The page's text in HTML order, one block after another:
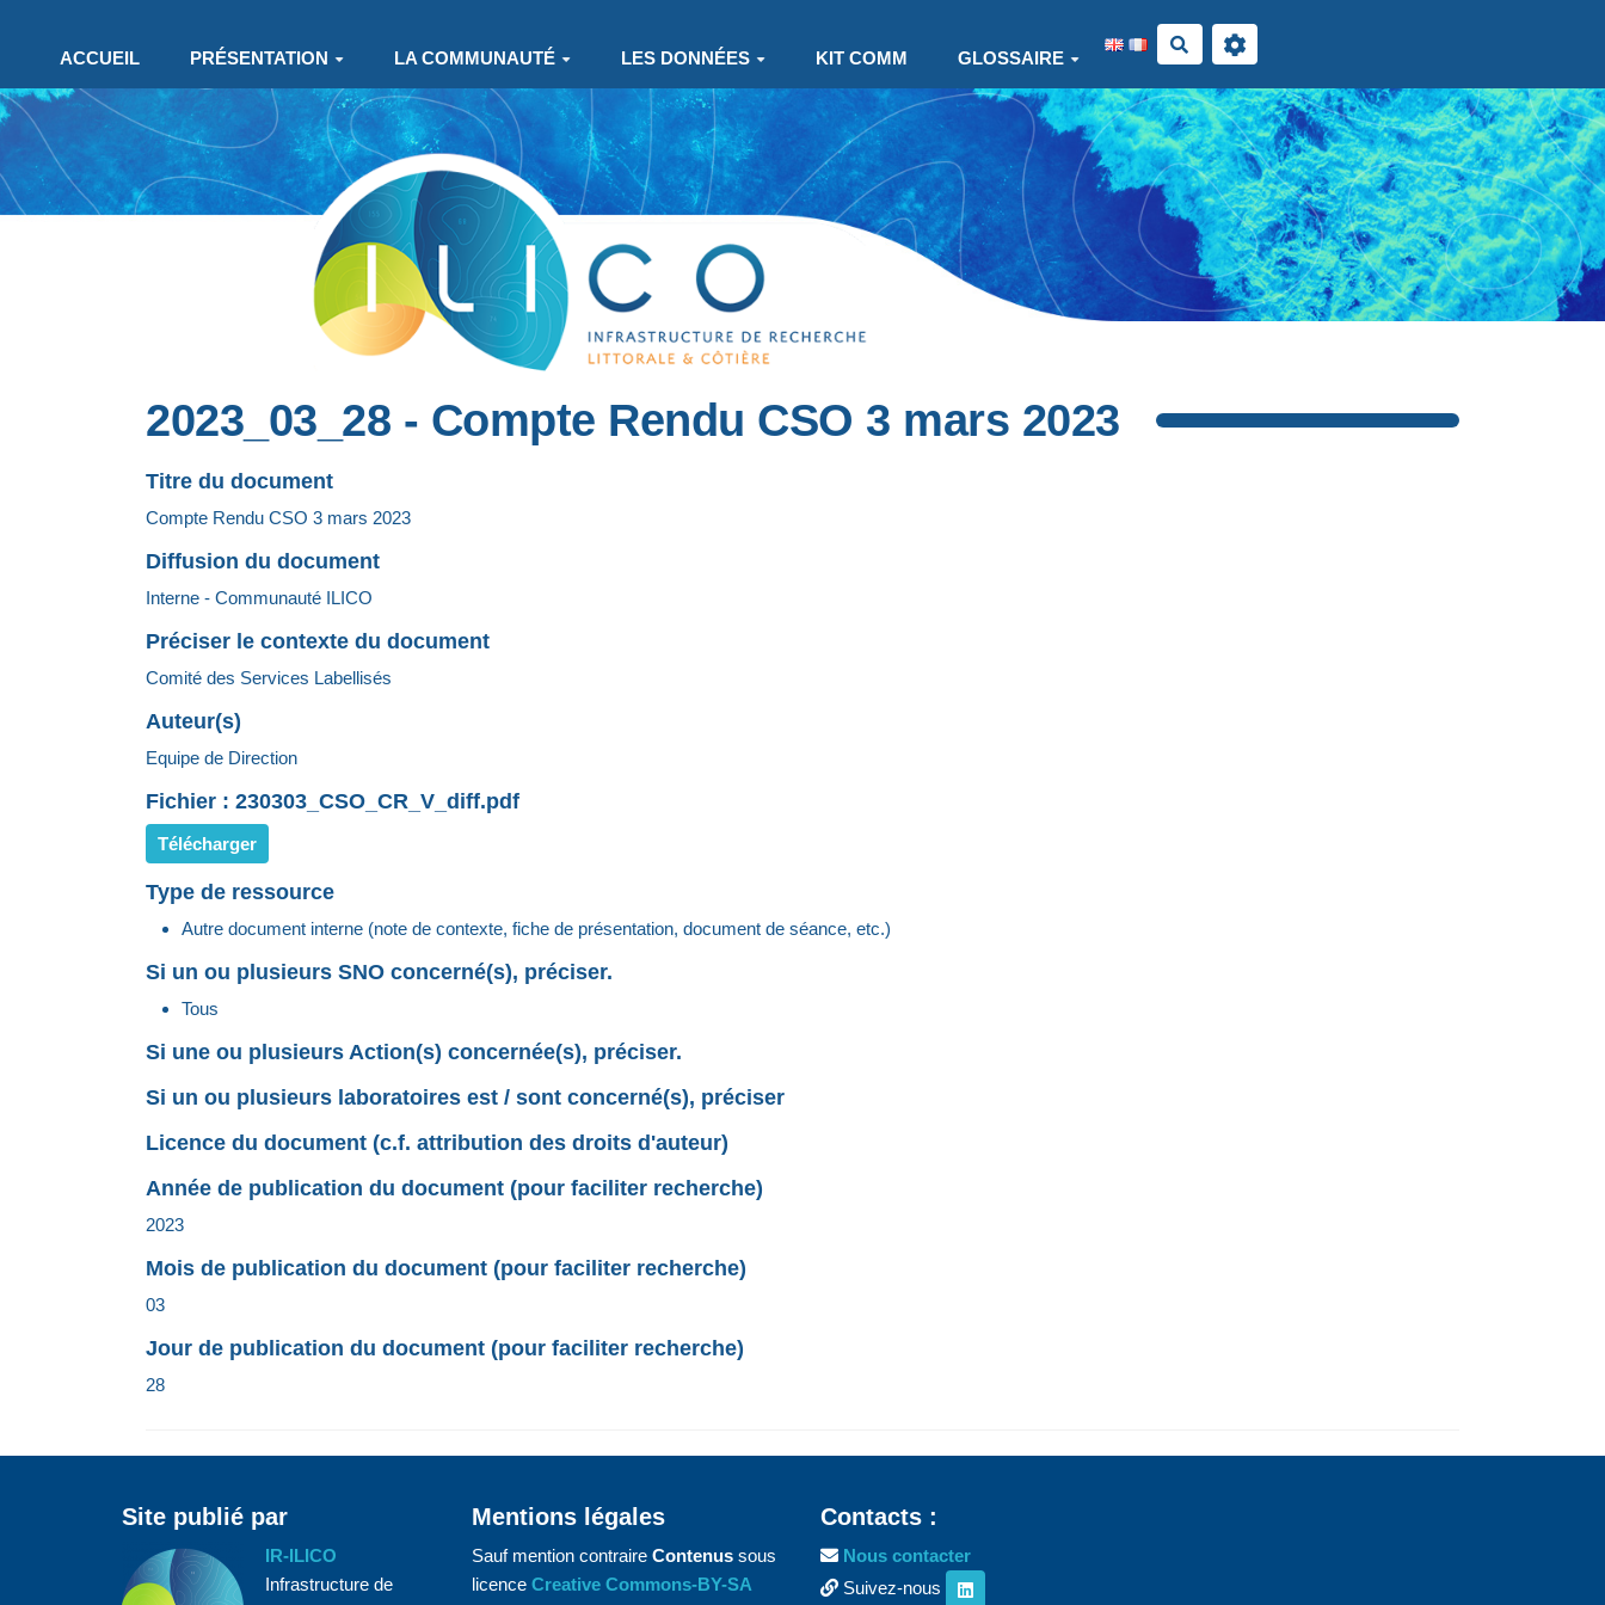
ACCUEIL
PRÉSENTATION LA COMMUNAUTÉ LES DONNÉES KIT COMM GLOSSAIRE
Rechercher
2023_03_28 - Compte Rendu CSO 3 mars 2023
Titre du document
Compte Rendu CSO 3 mars 2023
Diffusion du document
Interne - Communauté ILICO
Préciser le contexte du document
Comité des Services Labellisés
Auteur(s)
Equipe de Direction
Fichier : 230303_CSO_CR_V_diff.pdf
Télécharger
Type de ressource
Autre document interne (note de contexte, fiche de présentation, document de séance, etc.)
Si un ou plusieurs SNO concerné(s), préciser.
Tous
Si une ou plusieurs Action(s) concernée(s), préciser.
Si un ou plusieurs laboratoires est / sont concerné(s), préciser
Licence du document (c.f. attribution des droits d'auteur)
Année de publication du document (pour faciliter recherche)
2023
Mois de publication du document (pour faciliter recherche)
03
Jour de publication du document (pour faciliter recherche)
28
Site publié par
IR-ILICO
Infrastructure de
Mentions légales
Sauf mention contraire Contenussous
licence Creative Commons-BY-SA
Contacts :
Nous contacter
Suivez-nous